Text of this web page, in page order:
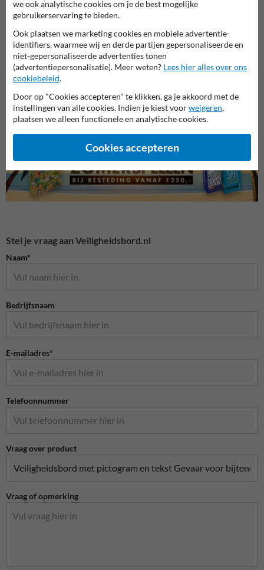
Waarschuwingsborden
Veiligheidsborden
Stel je vraag aan Veiligheidsbord.nl
Naam*
Bedrijfsnaam
E-mailadres*
Telefoonnummer
Vraag over product
Vraag of opmerking
we ook analytische cookies om je de best mogelijke
gebruikerservaring te bieden.
Ook plaatsen we marketing cookies en mobiele advertentie-
identifiers, waarmee wij en derde partijen gepersonaliseerde en
niet-gepersonaliseerde advertenties tonen
(advertentiepersonalisatie). Meer weten? Lees hier alles over ons
cookiebeleid.
Door op "Cookies accepteren" te klikken, ga je akkoord met de
instellingen van alle cookies. Indien je kiest voorweigeren,
plaatsen we alleen functionele en analytische cookies.
Cookies accepteren